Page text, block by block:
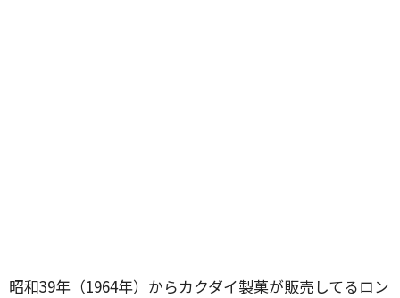
昭和39年（1964年）からカクダイ製菓が販売してるロン